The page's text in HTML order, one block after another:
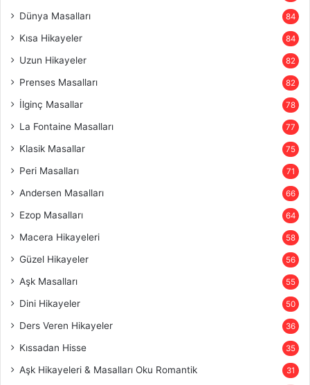
Dünya Masalları 84
Kısa Hikayeler 84
Uzun Hikayeler 82
Prenses Masalları 82
İlginç Masallar 78
La Fontaine Masalları 77
Klasik Masallar 75
Peri Masalları 71
Andersen Masalları 66
Ezop Masalları 64
Macera Hikayeleri 58
Güzel Hikayeler 56
Aşk Masalları 55
Dini Hikayeler 50
Ders Veren Hikayeler 36
Kıssadan Hisse 35
Aşk Hikayeleri & Masalları Oku Romantik 31